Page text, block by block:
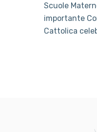
Scuole
importante
Cattolica